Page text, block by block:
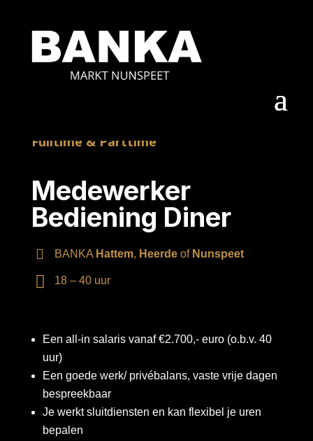
Fulltime & Parttime
Medewerker
Bediening Diner
L
o
ie
BANKA Hattem, Heerdeof Nunspeet
18 – 40 uur
Een all-in salaris vanaf €2.700,- euro (o.b.v. 40
uur)
Een goede werk/ privébalans, vaste vrije dagen
bespreekbaar
Je werkt sluitdiensten en kan flexibel je uren
bepalen